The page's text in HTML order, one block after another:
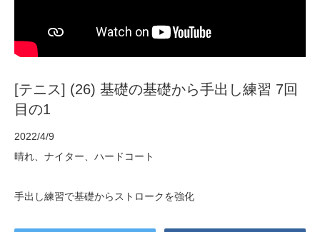
[テニス] (26) 基礎の基礎から手出し練習 7回
目の1
2022/4/9
晴れ、ナイター、ハードコート
手出し練習で基礎からストロークを強化